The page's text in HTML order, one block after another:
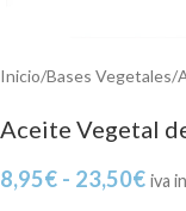
Inicio/Bases Vegetales/
Aceite Vegetal
8,95€ - 23,50€ iva